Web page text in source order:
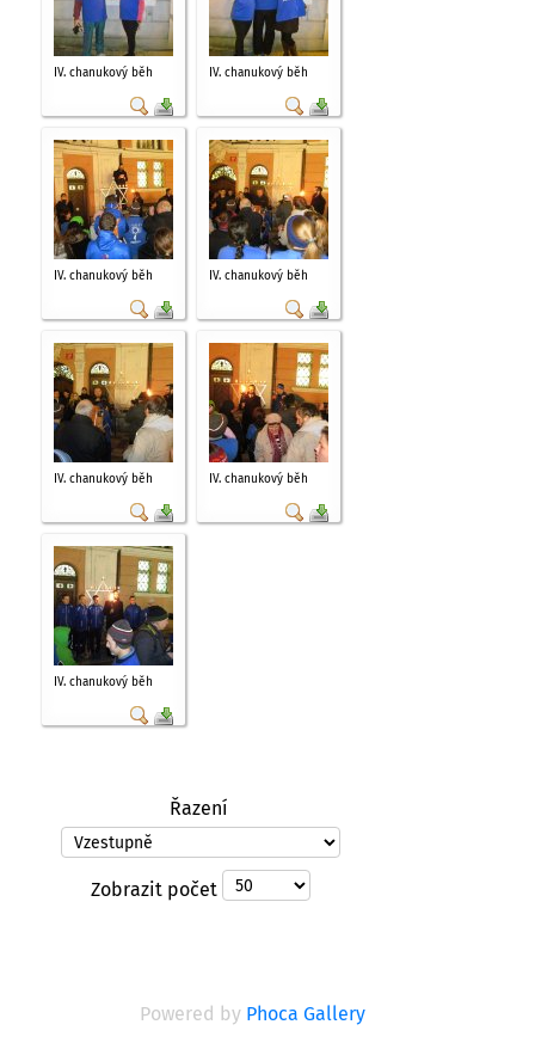
IV. chanukový běh IV. chanukový běh
IV. chanukový běh IV. chanukový běh
IV. chanukový běh IV. chanukový běh
IV. chanukový běh
Řazení
Zobrazit počet
Powered by Phoca Gallery